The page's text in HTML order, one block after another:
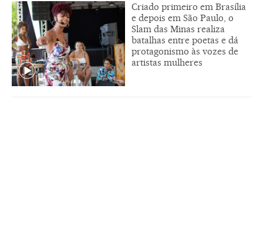
Criado primeiro em Brasília
e depois em São Paulo, o
Slam das Minas realiza
batalhas entre poetas e dá
protagonismo às vozes de
artistas mulheres